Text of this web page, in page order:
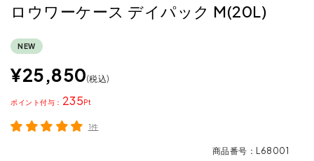
ロウワーケース デイパック M(20L)
NEW
¥25,850 税込
235
ポイント
1件
商品番号 L68001